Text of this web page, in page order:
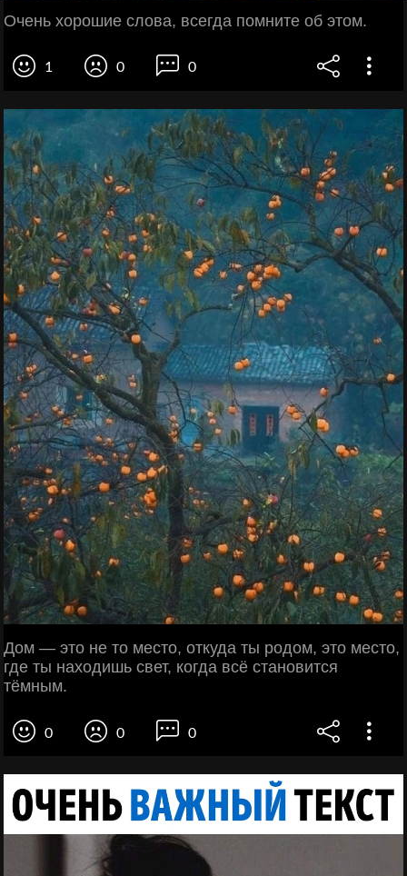
Очень хорошие слова, всегда помните об этом.
1 0 0
Дом — это не то место, откуда ты родом, это место,
где ты находишь свет, когда всё становится
тёмным.
0 0 0